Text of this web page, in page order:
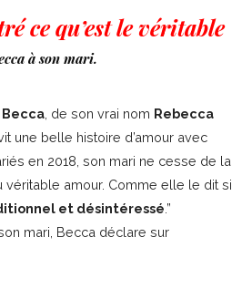
ce qu’est le véritable
à son mari.
Becca, de son vrai nom Rebecca
une belle histoire d’amour avec
en 2018, son mari ne cesse de la
amour. Comme elle le dit si
et désintéressé.”
mari, Becca déclare sur